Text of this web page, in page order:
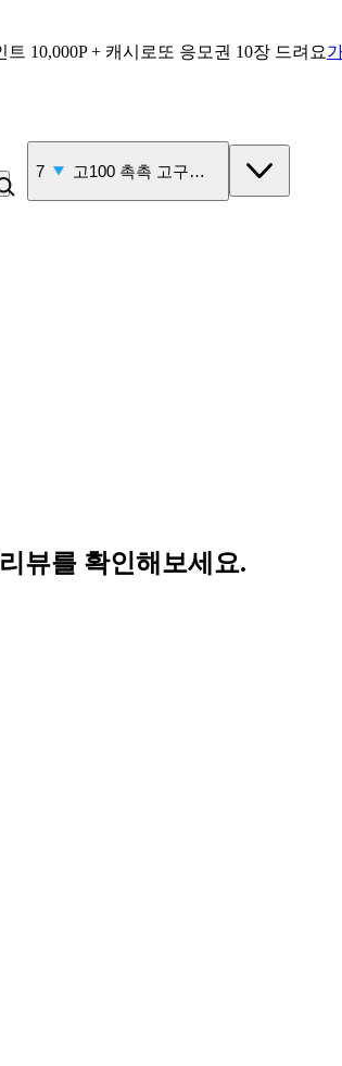
트 10,000P + 캐시로또 응모권 10장 드려요
7 고100 촉촉 고구마 스틱
뷰를 확인해보세요.